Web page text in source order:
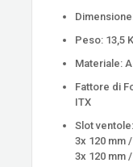
Peso: 13,5
Materiale:
Fattore di
ITX
Slot ventole:
3x 120 mm
3x 120 mm